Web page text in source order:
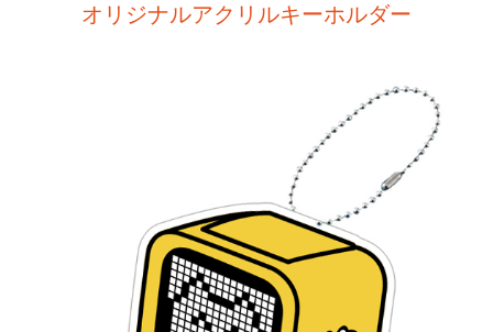
オリジナルアクリルキーホルダー